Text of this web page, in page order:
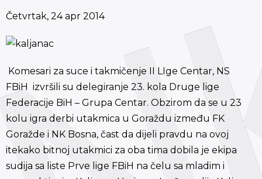
Četvrtak, 24 apr 2014
Komesari za suce i takmičenje II LIge Centar, NS
FBiH izvršili su delegiranje 23. kola Druge lige
Federacije BiH – Grupa Centar. Obzirom da se u 23
kolu igra derbi utakmica u Goraždu između FK
Goražde i NK Bosna, čast da dijeli pravdu na ovoj
itekako bitnoj utakmici za oba tima dobila je ekipa
sudija sa liste Prve lige FBiH na čelu sa mladim i